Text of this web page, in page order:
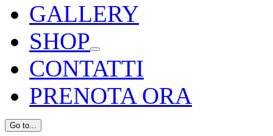
GALLERY
SHOP
CONTATTI
PRENOTA ORA
Go to...